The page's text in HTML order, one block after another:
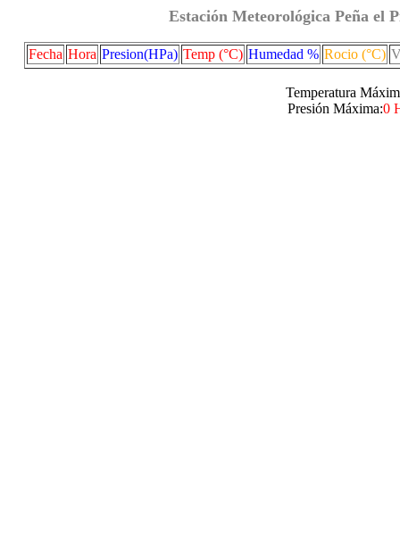
Estación Meteorológica Peña el
Fecha Hora Presion(HPa) Temp (°C) Humedad % Rocio (°C)
Temperatura
Presión Máxima:0